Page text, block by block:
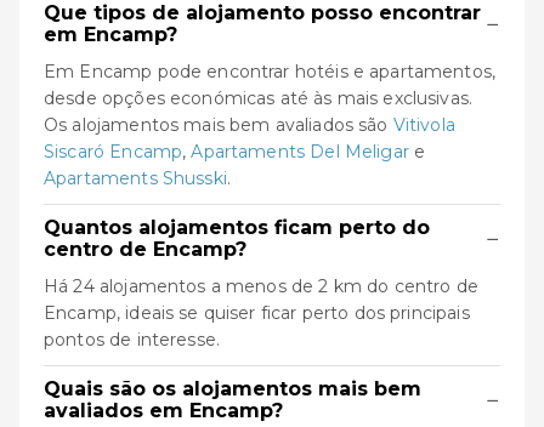
Que tipos de alojamento posso encontrar
em Encamp?
−
Em Encamp pode encontrar hotéis e apartamentos,
desde opções económicas até às mais exclusivas.
Os alojamentos mais bem avaliados são Vitivola
Siscaró Encamp,Apartaments Del Meligare
Apartaments Shusski.
Quantos alojamentos ficam perto do
centro de Encamp?
−
Há 24 alojamentos a menos de 2 km do centro de
Encamp, ideais se quiser ficar perto dos principais
pontos de interesse.
Quais são os alojamentos mais bem
avaliados em Encamp?
−